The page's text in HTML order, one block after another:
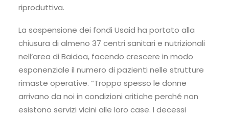
riproduttiva.
La sospensione dei fondi Usaid ha portato alla
chiusura di almeno 37 centri sanitari e nutrizionali
nell’area di Baidoa, facendo crescere in modo
esponenziale il numero di pazienti nelle strutture
rimaste operative. “Troppo spesso le donne
arrivano da noi in condizioni critiche perché non
esistono servizi vicini alle loro case. I decessi